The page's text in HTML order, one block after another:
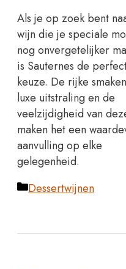
Als je op zoek bent
wijn die je speciale
nog onvergetelijker
is Sauternes de
keuze. De rijke
luxe uitstraling en de
veelzijdigheid van
maken het een
aanvulling op elke
gelegenheid.
Categorieën
Dessertwijnen